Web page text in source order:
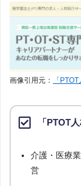
画像引用元： 「
「PTOT
介護・医療
営